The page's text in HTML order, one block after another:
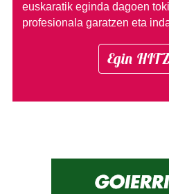
euskaratik eginda dagoen
profesionala garatzen eta
Egin